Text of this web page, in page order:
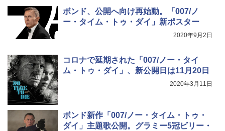
ボンド、公開へ向け再始動。「007/ノ
ー・タイム・トゥ・ダイ」新ポスター
2020年9月2日
コロナで延期された「007/ノー・タイ
ム・トゥ・ダイ」、新公開日は11月20日
2020年3月11日
ボンド新作「007/ノー・タイム・トゥ・
ダイ」主題歌公開。グラミー5冠ビリー・